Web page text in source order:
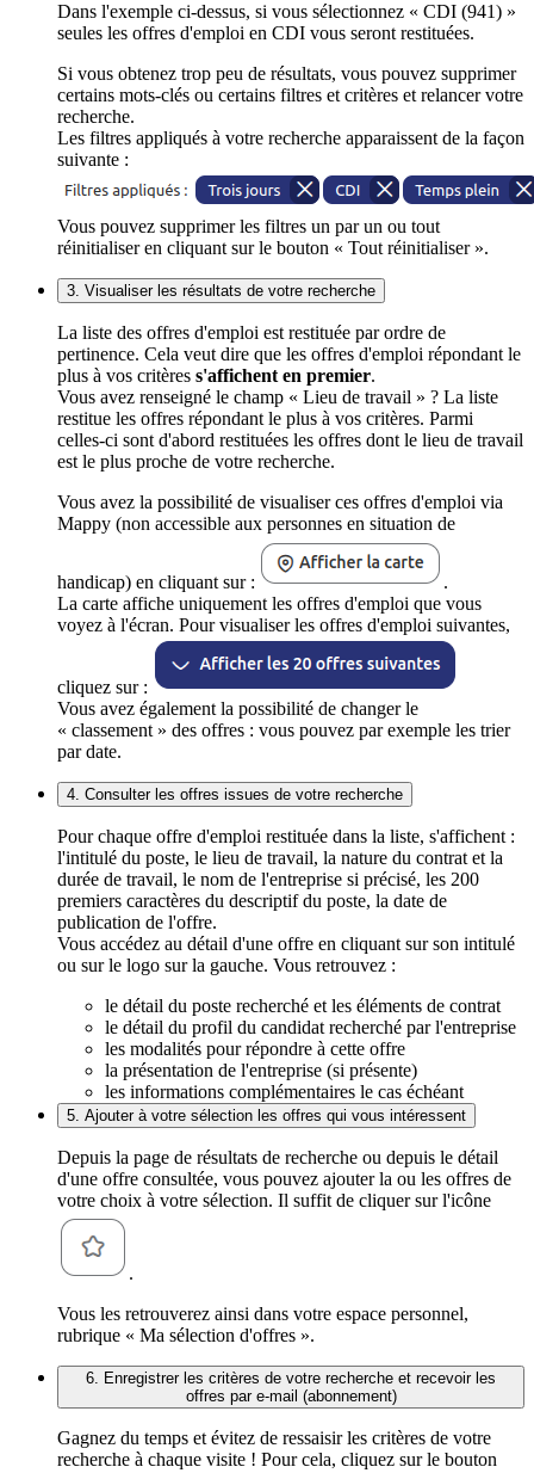
Dans l'exemple ci-dessus, si vous sélectionnez « CDI (941) »
seules les offres d'emploi en CDI vous seront restituées.
Si vous obtenez trop peu de résultats, vous pouvez supprimer
certains mots-clés ou certains filtres et critères et relancer votre
recherche.
Les filtres appliqués à votre recherche apparaissent de la façon
suivante :
Vous pouvez supprimer les filtres un par un ou tout
réinitialiser en cliquant sur le bouton « Tout réinitialiser ».
3. Visualiser les résultats de votre recherche
La liste des offres d'emploi est restituée par ordre de
pertinence. Cela veut dire que les offres d'emploi répondant le
plus à vos critères s'affichent en premier.
Vous avez renseigné le champ « Lieu de travail » ? La liste
restitue les offres répondant le plus à vos critères. Parmi
celles-ci sont d'abord restituées les offres dont le lieu de travail
est le plus proche de votre recherche.
Vous avez la possibilité de visualiser ces offres d'emploi via
Mappy (non accessible aux personnes en situation de
handicap) en cliquant sur :
.
La carte affiche uniquement les offres d'emploi que vous
voyez à l'écran. Pour visualiser les offres d'emploi suivantes,
cliquez sur :
Vous avez également la possibilité de changer le
« classement » des offres : vous pouvez par exemple les trier
par date.
4. Consulter les offres issues de votre recherche
Pour chaque offre d'emploi restituée dans la liste, s'affichent :
l'intitulé du poste, le lieu de travail, la nature du contrat et la
durée de travail, le nom de l'entreprise si précisé, les 200
premiers caractères du descriptif du poste, la date de
publication de l'offre.
Vous accédez au détail d'une offre en cliquant sur son intitulé
ou sur le logo sur la gauche. Vous retrouvez :
le détail du poste recherché et les éléments de contrat
le détail du profil du candidat recherché par l'entreprise
les modalités pour répondre à cette offre
la présentation de l'entreprise (si présente)
les informations complémentaires le cas échéant
5. Ajouter à votre sélection les offres qui vous intéressent
Depuis la page de résultats de recherche ou depuis le détail
d'une offre consultée, vous pouvez ajouter la ou les offres de
votre choix à votre sélection. Il suffit de cliquer sur l'icône
.
Vous les retrouverez ainsi dans votre espace personnel,
rubrique « Ma sélection d'offres ».
6. Enregistrer les critères de votre recherche et recevoir les
offres par e-mail (abonnement)
Gagnez du temps et évitez de ressaisir les critères de votre
recherche à chaque visite ! Pour cela, cliquez sur le bouton